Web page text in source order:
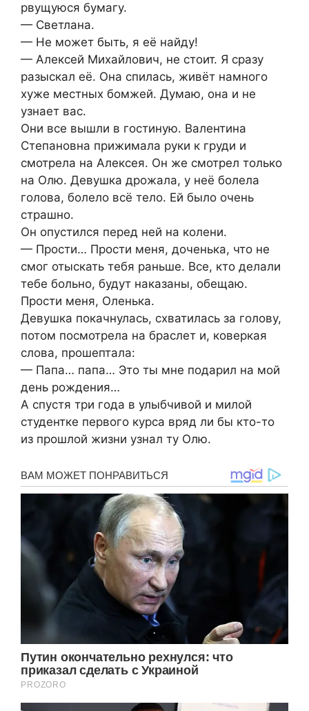
рвущуюся бумагу.
— Светлана.
— Не может быть, я её найду!
— Алексей Михайлович, не стоит. Я сразу
разыскал её. Она спилась, живёт намного
хуже местных бомжей. Думаю, она и не
узнает вас.
Они все вышли в гостиную. Валентина
Степановна прижимала руки к груди и
смотрела на Алексея. Он же смотрел только
на Олю. Девушка дрожала, у неё болела
голова, болело всё тело. Ей было очень
страшно.
Он опустился перед ней на колени.
— Прости… Прости меня, доченька, что не
смог отыскать тебя раньше. Все, кто делали
тебе больно, будут наказаны, обещаю.
Прости меня, Оленька.
Девушка покачнулась, схватилась за голову,
потом посмотрела на браслет и, коверкая
слова, прошептала:
— Папа… папа… Это ты мне подарил на мой
день рождения…
А спустя три года в улыбчивой и милой
студентке первого курса вряд ли бы кто-то
из прошлой жизни узнал ту Олю.